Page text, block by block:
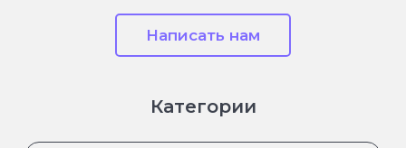
Написать нам
Категории